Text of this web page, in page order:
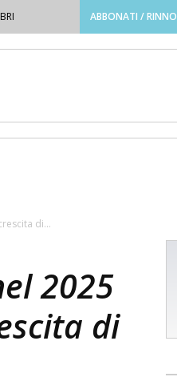
ABBONATI /
di...
2025
di